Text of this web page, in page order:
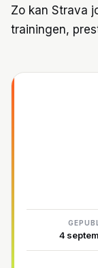
Zo kan Strava
trainingen,
4